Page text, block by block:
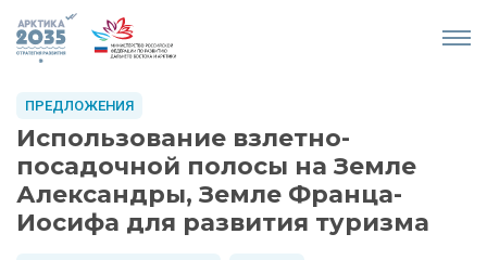
Использование взлетно-
посадочной полосы на Земле
Александры, Земле Франца-
Иосифа для развития туризма
ПРЕДЛОЖЕНИЯ